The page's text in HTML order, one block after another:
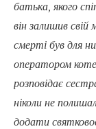
батька, якого
він залишив свій
смерті був для
оператором
розповідає
ніколи не
додати